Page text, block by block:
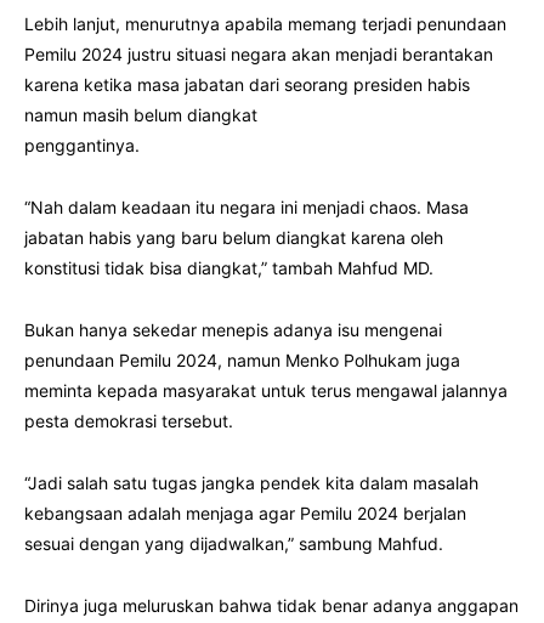
Lebih lanjut, menurutnya apabila memang terjadi penundaan
Pemilu 2024 justru situasi negara akan menjadi berantakan
karena ketika masa jabatan dari seorang presiden habis
namun masih belum diangkat
penggantinya.
“Nah dalam keadaan itu negara ini menjadi chaos. Masa
jabatan habis yang baru belum diangkat karena oleh
konstitusi tidak bisa diangkat,” tambah Mahfud MD.
Bukan hanya sekedar menepis adanya isu mengenai
penundaan Pemilu 2024, namun Menko Polhukam juga
meminta kepada masyarakat untuk terus mengawal jalannya
pesta demokrasi tersebut.
“Jadi salah satu tugas jangka pendek kita dalam masalah
kebangsaan adalah menjaga agar Pemilu 2024 berjalan
sesuai dengan yang dijadwalkan,” sambung Mahfud.
Dirinya juga meluruskan bahwa tidak benar adanya anggapan